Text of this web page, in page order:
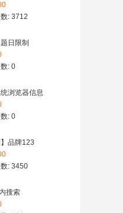
: 3712
日限制
: 0
浏览器信息
: 0
】品牌123
: 3450
搜索